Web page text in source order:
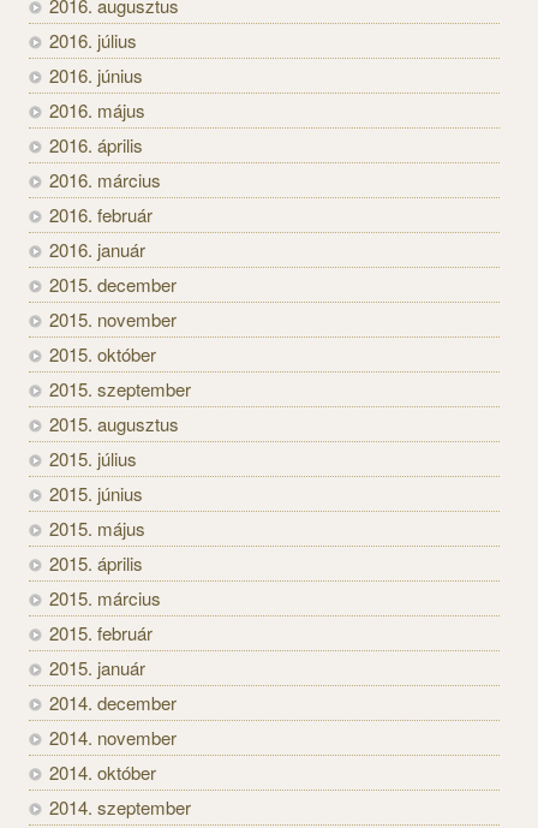
2016. augusztus
2016. július
2016. június
2016. május
2016. április
2016. március
2016. február
2016. január
2015. december
2015. november
2015. október
2015. szeptember
2015. augusztus
2015. július
2015. június
2015. május
2015. április
2015. március
2015. február
2015. január
2014. december
2014. november
2014. október
2014. szeptember